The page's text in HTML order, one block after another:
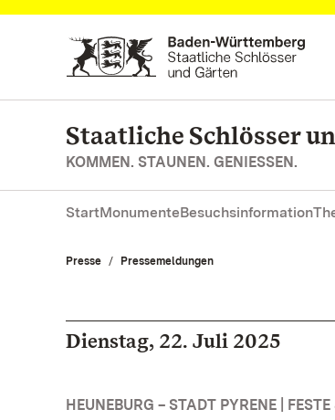
Zum Hauptinhalt springen
Staatliche Schlösser
KOMMEN. STAUNEN. GENIESSEN.
StartMonumenteBesuchsinformation
Presse Pressemeldungen
Dienstag, 22. Juli 2025
HEUNEBURG – STADT PYRENE |